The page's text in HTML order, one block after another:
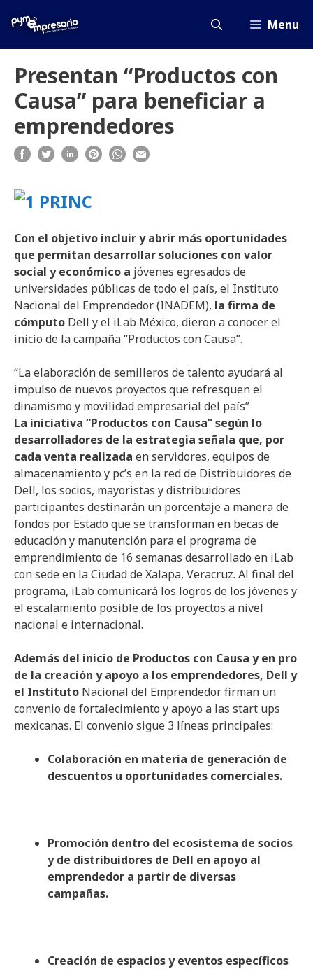
Menu
Presentan “Productos con
Causa” para beneficiar a
emprendedores
Con el objetivo incluir y abrir más oportunidades
que permitan desarrollar soluciones con valor
social y económico a jóvenes egresados de
universidades públicas de todo el país, el Instituto
Nacional del Emprendedor (INADEM), la firma de
cómputo Dell y el iLab México, dieron a conocer el
inicio de la campaña “Productos con Causa”.
“La elaboración de semilleros de talento ayudará al
impulso de nuevos proyectos que refresquen el
dinamismo y movilidad empresarial del país”
La iniciativa “Productos con Causa” según lo
desarrolladores de la estrategia señala que, por
cada venta realizada en servidores, equipos de
almacenamiento y pc’s en la red de Distribuidores de
Dell, los socios, mayoristas y distribuidores
participantes destinarán un porcentaje a manera de
fondos por Estado que se transforman en becas de
educación y manutención para el programa de
emprendimiento de 16 semanas desarrollado en iLab
con sede en la Ciudad de Xalapa, Veracruz. Al final del
programa, iLab comunicará los logros de los jóvenes y
el escalamiento posible de los proyectos a nivel
nacional e internacional.
Además del inicio de Productos con Causa y en pro
de la creación y apoyo a los emprendedores, Dell y
el Instituto Nacional del Emprendedor firman un
convenio de fortalecimiento y apoyo a las start ups
mexicanas. El convenio sigue 3 líneas principales:
Colaboración en materia de generación de
descuentos u oportunidades comerciales.
Promoción dentro del ecosistema de socios
y de distribuidores de Dell en apoyo al
emprendedor a partir de diversas
campañas.
Creación de espacios y eventos específicos